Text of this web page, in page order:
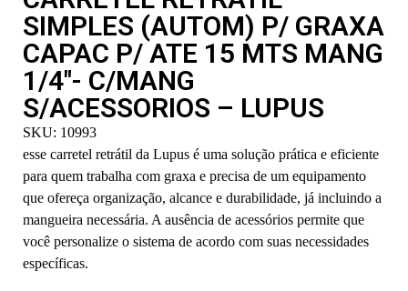
SIMPLES (AUTOM) P/ GRAXA
CAPAC P/ ATE 15 MTS MANG
1/4″- C/MANG
S/ACESSORIOS – LUPUS
SKU: 10993
esse carretel retrátil da Lupus é uma solução prática e eficiente
para quem trabalha com graxa e precisa de um equipamento
que ofereça organização, alcance e durabilidade, já incluindo a
mangueira necessária. A ausência de acessórios permite que
você personalize o sistema de acordo com suas necessidades
específicas.